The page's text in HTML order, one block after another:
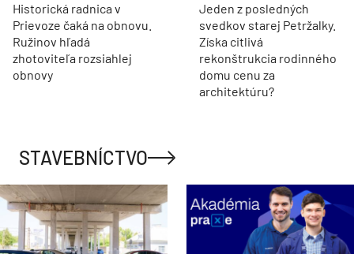
Historická radnica v
Prievoze čaká na obnovu.
Ružinov hľadá
zhotoviteľa rozsiahlej
obnovy
Jeden z posledných
svedkov starej Petržalky.
Získa citlivá
rekonštrukcia rodinného
domu cenu za
architektúru?
STAVEBNÍCTVO